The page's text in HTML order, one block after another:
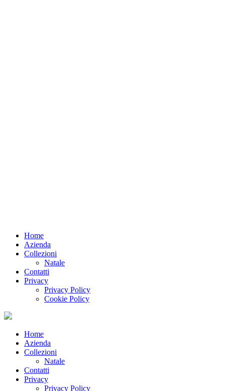
Home
Azienda
Collezioni
Natale
Contatti
Privacy
Privacy Policy
Cookie Policy
Home
Azienda
Collezioni
Natale
Contatti
Privacy
Privacy Policy